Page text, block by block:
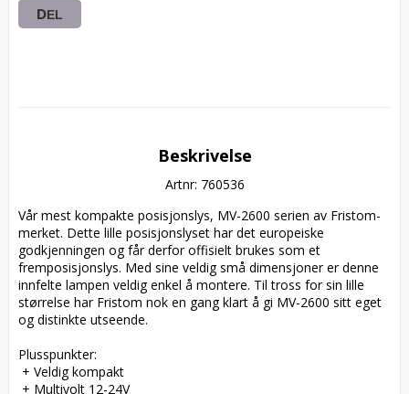
DEL
Beskrivelse
Artnr: 760536
Vår mest kompakte posisjonslys, MV-2600 serien av Fristom-
merket. Dette lille posisjonslyset har det europeiske
godkjenningen og får derfor offisielt brukes som et
fremposisjonslys. Med sine veldig små dimensjoner er denne
innfelte lampen veldig enkel å montere. Til tross for sin lille
størrelse har Fristom nok en gang klart å gi MV-2600 sitt eget
og distinkte utseende.
Plusspunkter: